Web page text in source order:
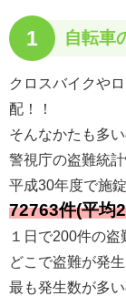
1 自転車
クロスバイクや
配！！
そんなかたも多
警視庁の盗難統
平成30年度で施
72763件(平均
１日で200件の
どこで盗難が発
最も発生数が多